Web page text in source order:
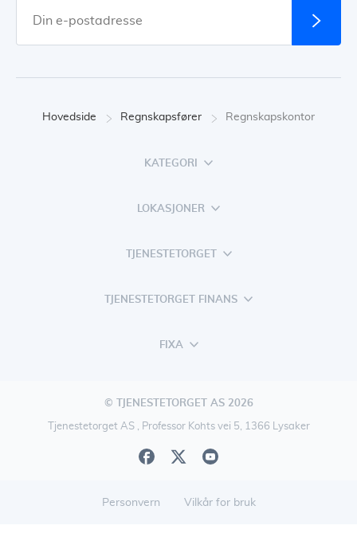
Hovedside Regnskapsfører Regnskapskontor
KATEGORI
LOKASJONER
TJENESTETORGET
TJENESTETORGET FINANS
FIXA
© TJENESTETORGET AS 2026
Tjenestetorget AS , Professor Kohts vei 5, 1366 Lysaker
Personvern Vilkår for bruk